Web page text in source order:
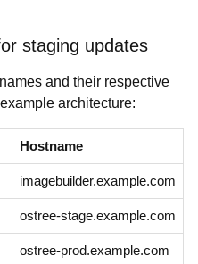
staging updates
and their respective
architecture:
Hostname
imagebuilder.example.com
ostree-stage.example.com
ostree-prod.example.com